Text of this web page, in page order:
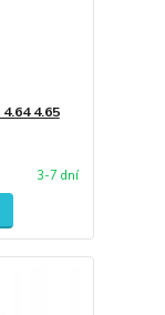
4.65
3-7 dní